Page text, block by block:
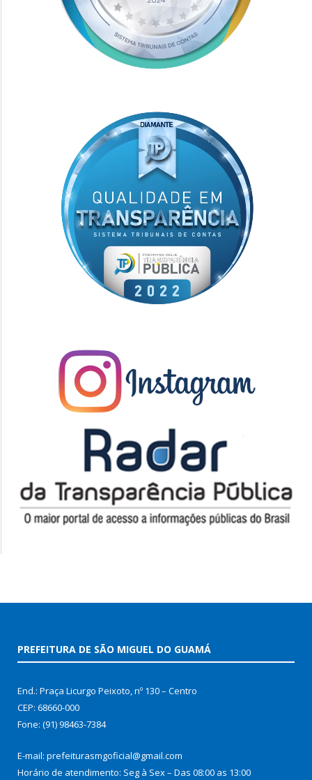
PREFEITURA DE SÃO MIGUEL DO GUAMÁ
End.: Praça Licurgo Peixoto, nº 130 – Centro
CEP: 68660-000
Fone: (91) 98463-7384
E-mail: prefeiturasmgoficial@gmail.com
Horário de atendimento: Seg à Sex – Das 08:00 as 13:00